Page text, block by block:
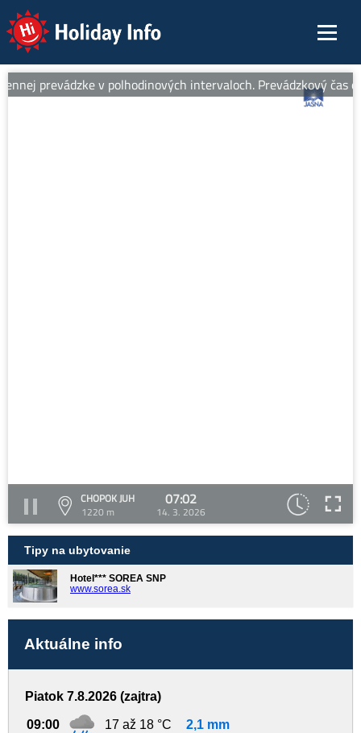
Holiday Info
prevádzke v polhodinových intervaloch. Prevádzkový čas
CHOPOK JUH
1220 m
07:02
14. 3. 2026
Tipy na ubytovanie
Hotel*** SOREA SNP
www.sorea.sk
Aktuálne info
Piatok 7.8.2026 (zajtra)
09:00 17 až 18 °C 2,1 mm